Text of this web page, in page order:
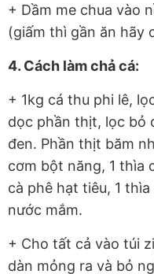
+ Dầm me chua vào
(giấm thì gần ăn hãy
4. Cách làm chả cá:
+ 1kg cá thu phi lê,
dọc phần thịt, lọc bỏ
đen. Phần thịt băm
cơm bột năng, 1 thìa
cà phê hạt tiêu, 1
nước mắm.
+ Cho tất cả vào túi
dàn mỏng ra và bỏ